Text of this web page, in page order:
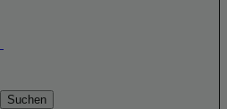
Suchen